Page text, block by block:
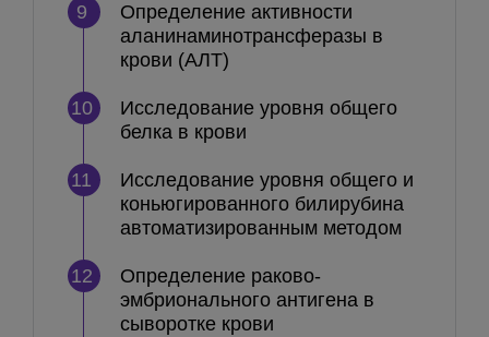
9
Определение активности
аланинаминотрансферазы в
крови (АЛТ)
10
Исследование уровня общего
белка в крови
11
Исследование уровня общего и
коньюгированного билирубина
автоматизированным методом
12
Определение раково-
эмбрионального антигена в
сыворотке крови